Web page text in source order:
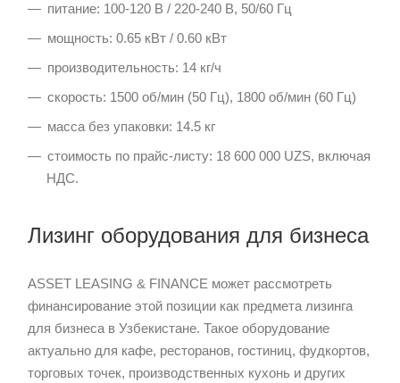
питание: 100-120 В / 220-240 В, 50/60 Гц
мощность: 0.65 кВт / 0.60 кВт
производительность: 14 кг/ч
скорость: 1500 об/мин (50 Гц), 1800 об/мин (60 Гц)
масса без упаковки: 14.5 кг
стоимость по прайс-листу: 18 600 000 UZS, включая
НДС.
Лизинг оборудования для бизнеса
ASSET LEASING & FINANCE может рассмотреть
финансирование этой позиции как предмета лизинга
для бизнеса в Узбекистане. Такое оборудование
актуально для кафе, ресторанов, гостиниц, фудкортов,
торговых точек, производственных кухонь и других